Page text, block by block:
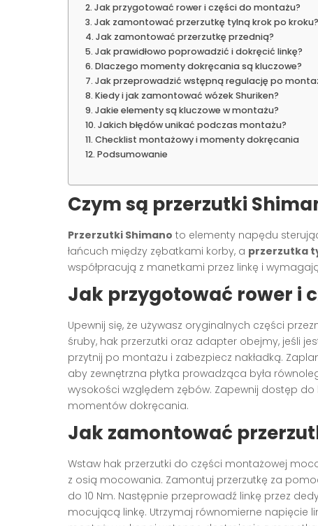
Jak przygotować rower i części do montażu?
Jak zamontować przerzutkę tylną krok po kroku?
Jak zamontować przerzutkę przednią?
Jak prawidłowo poprowadzić i dokręcić linkę?
Dlaczego momenty dokręcania są kluczowe?
Jak przeprowadzić wstępną regulację po
Kiedy i jak zamontować wózek Shuriken?
Jakie elementy są kluczowe w montażu?
Jakich błędów unikać podczas montażu?
Checklist montażowy i momenty dokręcania
Podsumowanie
Czym są przerzutki
Przerzutki Shimano to elementy napędu
łańcuch między zębatkami korby, a przerzutka
współpracują z manetkami przez linkę i
Jak przygotować rower i
Upewnij się, że używasz oryginalnych części
śruby, hak przerzutki oraz adapter obejmy, jeśli
przytnij po montażu i zabezpiecz nakładką.
aby zewnętrzna płytka prowadząca była
wysokości względem zębów. Zapewnij dostęp
momentów dokręcania.
Jak zamontować
Wstaw hak przerzutki do części montażowej
z osią mocowania. Zamontuj przerzutkę za
do 10 Nm. Następnie przeprowadź linkę przez
mocującą linkę. Utrzymaj równomierne napięcie